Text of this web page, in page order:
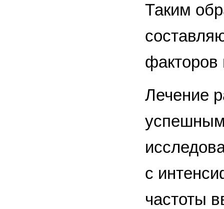
Таким
факторов
Лечение
успешным
с
частоты